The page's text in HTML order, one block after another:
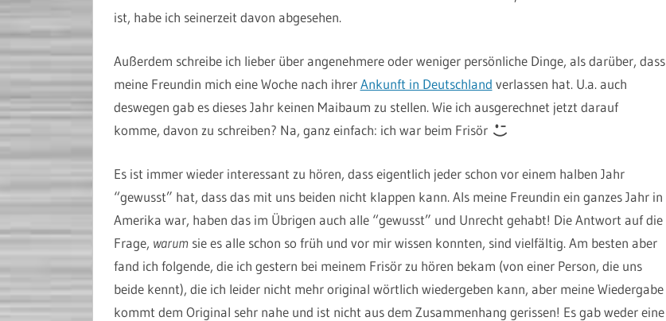
ist, habe ich seinerzeit davon abgesehen.
Außerdem schreibe ich lieber über angenehmere oder weniger persönliche Dinge, als darüber, dass
meine Freundin mich eine Woche nach ihrerAnkunft in Deutschland verlassen hat. U.a. auch
deswegen gab es dieses Jahr keinen Maibaum zu stellen. Wie ich ausgerechnet jetzt darauf
komme, davon zu schreiben? Na, ganz einfach: ich war beim Frisör
Es ist immer wieder interessant zu hören, dass eigentlich jeder schon vor einem halben Jahr
“gewusst” hat, dass das mit uns beiden nicht klappen kann. Als meine Freundin ein ganzes Jahr in
Amerika war, haben das im Übrigen auch alle “gewusst” und Unrecht gehabt! Die Antwort auf die
Frage, warum sie es alle schon so früh und vor mir wissen konnten, sind vielfältig. Am besten aber
fand ich folgende, die ich gestern bei meinem Frisör zu hören bekam (von einer Person, die uns
beide kennt), die ich leider nicht mehr original wörtlich wiedergeben kann, aber meine Wiedergabe
kommt dem Original sehr nahe und ist nicht aus dem Zusammenhang gerissen! Es gab weder eine